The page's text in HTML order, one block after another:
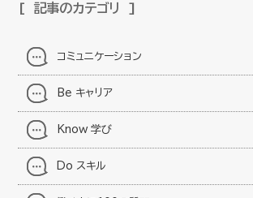
記事のカテゴリ
コミュニケーション
Be キャリア
Know 学び
Do スキル